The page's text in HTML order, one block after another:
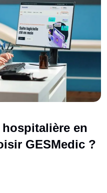
en
GESMedic ?